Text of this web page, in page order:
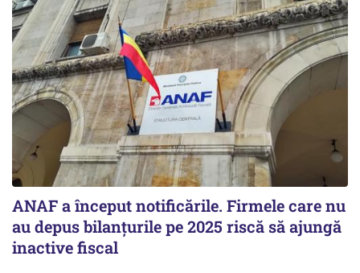
ANAF a început notificările. Firmele care nu
au depus bilanțurile pe 2025 riscă să ajungă
inactive fiscal